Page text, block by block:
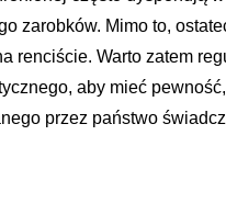
zarobków. Mimo to,
renciście. Warto zatem
aby mieć
przez państwo